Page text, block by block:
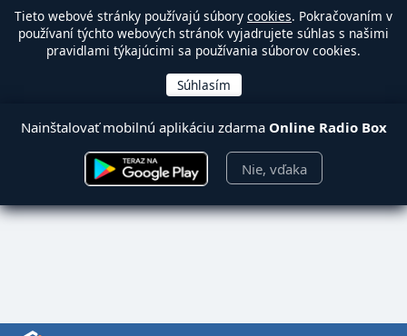
Tieto webové stránky používajú súbory cookies. Pokračovaním v
používaní týchto webových stránok vyjadrujete súhlas s našimi
pravidlami týkajúcimi sa používania súborov cookies.
Nainštalovať mobilnú aplikáciu zdarma Online Radio Box
Nie, vďaka